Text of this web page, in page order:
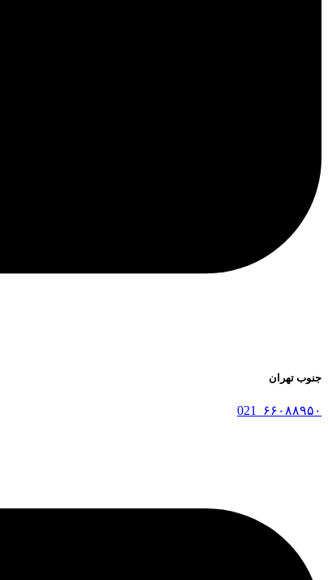
جنوب تهران
۶۶۰۸۸۹۵۰_021